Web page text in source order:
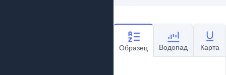
Образец Водопад Карта